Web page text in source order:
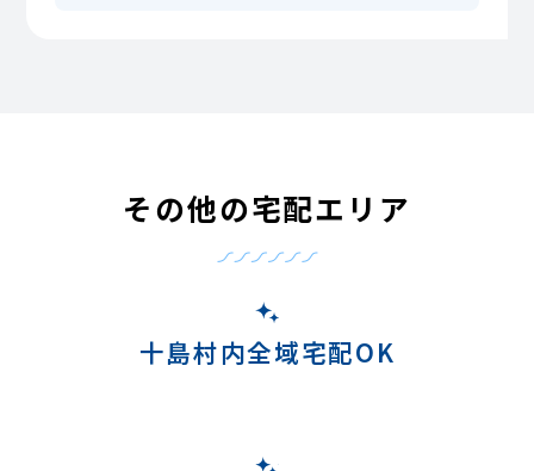
その他の宅配エリア
十島村内全域宅配OK